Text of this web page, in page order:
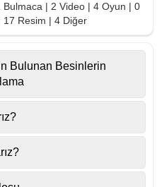
| 2 Video | 4 Oyun | 0
17 Resim | 4 Diğer
Bulunan Besinlerin